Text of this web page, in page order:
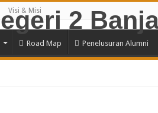
Visi & Misi
Road Map Penelusuran Alumni